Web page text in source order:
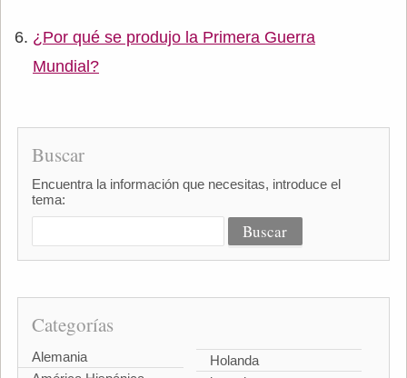
¿Por qué se produjo la Primera Guerra
Mundial?
Buscar
Encuentra la información que necesitas, introduce el
tema:
Categorías
Alemania
Holanda